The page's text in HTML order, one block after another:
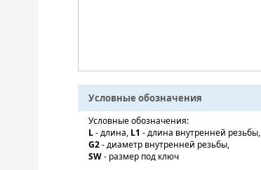
Условные обозначения
Условные обозначения:
L- длина, L1 - длина внутренней резьбы,
G2- диаметр внутренней резьбы,
SW- размер под ключ